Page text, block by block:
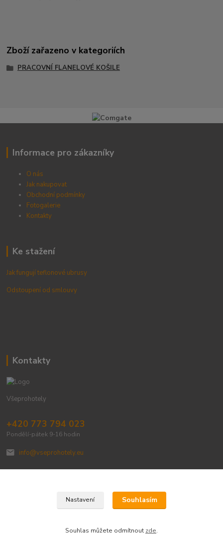
Zboží zařazeno v kategoriích
PRACOVNÍ FLANELOVÉ KOŠILE
Informace pro zákazníky
O nás
Jak nakupovat
Obchodní podmínky
Fotogalerie
Kontakty
Ke stažení
Jak fungují teflonové ubrusy
Odstoupení od smlouvy
Kontakty
Všeprohotely
+420 773 794 023
Pondělí-pátek 9-16 hodin
info@vseprohotely.eu
Upravit sběr cookies.
Nastavení Souhlasím
Souhlas můžete odmítnout zde.